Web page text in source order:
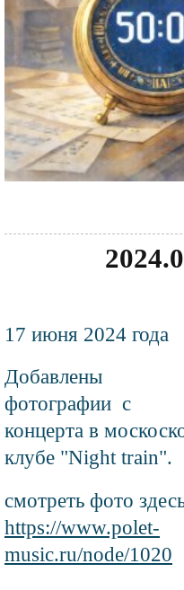
Текст
новости
17 июня 2024 года
Добавлены
фотографии с
концерта в
клубе "Night train".
смотреть фото
https://www.polet-
music.ru/node/1020